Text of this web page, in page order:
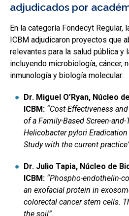
adjudicados por
En la categoría Fondecyt
ICBM adjudicaron proyectos que
relevantes para la salud pública y
incluyendo microbiología, cáncer,
inmunología y biología molecular:
Dr. Miguel O’Ryan, Núcleo
ICBM: “Cost-Effectiveness
of a Family-Based Screen-and-
Helicobacter pylori
Study with the current
Dr. Julio Tapia, Núcleo de
ICBM: “Phospho-endothelin-
an exofacial protein in
colorectal cancer stem cells.
the soil”.